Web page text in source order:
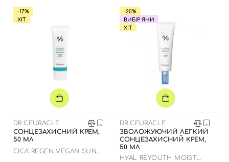
-17%
ХІТ
DR.CEURACLE
СОНЦЕЗАХИСНИЙ КРЕМ,
50 МЛ
СICA REGEN VEGAN SUN
-20%
ВИБІР ЯНИ
ХІТ
DR.CEURACLE
ЗВОЛОЖУЮЧИЙ ЛЕГКИЙ
СОНЦЕЗАХИСНИЙ КРЕМ,
50 МЛ
HYAL REYOUTH MOIST